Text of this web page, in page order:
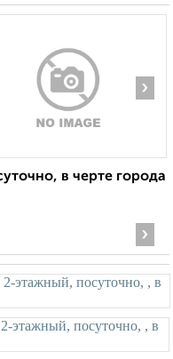
›
в черте города
›